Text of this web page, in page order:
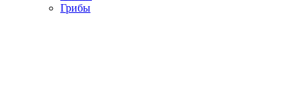
Грибы